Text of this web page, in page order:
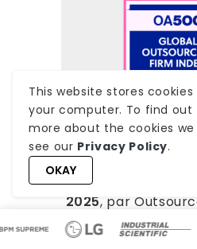
OA500 Entreprises
2025, par
This website stores cookies
your computer. To find out
more about the cookies we
see our Privacy Policy.
OKAY